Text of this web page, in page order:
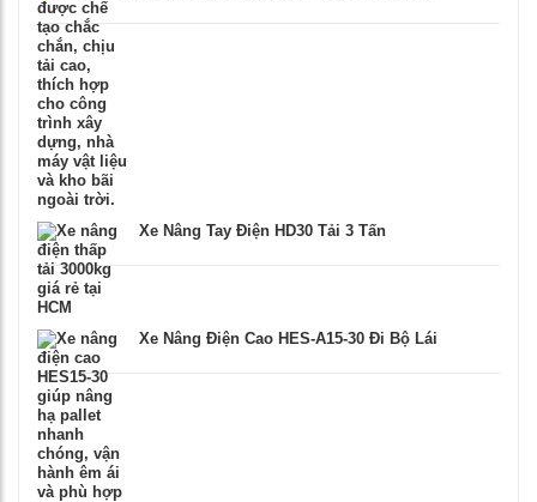
Xe Nâng Tay Điện HD30 Tải 3 Tấn
Xe Nâng Điện Cao HES-A15-30 Đi Bộ Lái